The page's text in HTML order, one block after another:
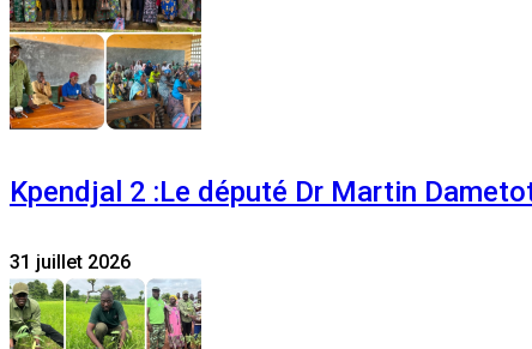
Kpendjal 2 :Le député Dr Martin
31 juillet 2026